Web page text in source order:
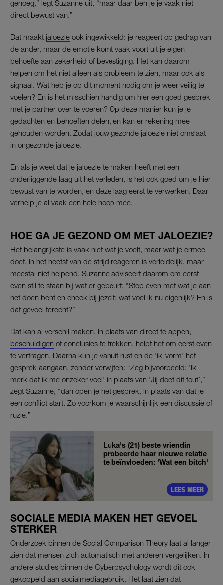
genoeg,” legt Suzanne uit, “maar daar ben je je vaak niet
direct bewust van.”
Dat maakt jaloezie ook ingewikkeld: je reageert op gedrag van
de ander, maar de emotie komt vaak voort uit je eigen
behoefte aan zekerheid of bevestiging. Het kan daarom
helpen om het niet alleen als probleem te zien, maar ook als
signaal. Wat heb je op dit moment nodig om je weer veilig te
voelen? En is het misschien handig om hier een goed gesprek
met je partner over te voeren? Op deze manier kun je je
gedachten en behoeften delen, en kan er rekening mee
gehouden worden. Zodat jouw gezonde jaloezie niet omslaat
in ongezonde jaloezie.
En als je weet dat je jaloezie te maken heeft met een
onderliggende laag uit het verleden, is het ook goed om je hier
bewust van te worden, en deze laag eerst te verwerken. Daar
verhelp je al vaak een hele hoop mee.
HOE GA JE GEZOND OM MET JALOEZIE?
Het belangrijkste is vaak niet wat je voelt, maar wat je ermee
doet. In het heetst van de strijd reageren is verleidelijk, maar
meestal niet helpend. Suzanne adviseert daarom om eerst
even stil te staan bij wat er gebeurt: “Stop even met wat je aan
het doen bent en check bij jezelf: wat voel ik nu eigenlijk? En is
dat gevoel terecht?”
Dat kan al verschil maken. In plaats van direct te appen,
beschuldigen of conclusies te trekken, helpt het om eerst even
te vertragen. Daarna kun je vanuit rust en de ‘ik-vorm’ het
gesprek aangaan, zonder verwijten: “Zeg bijvoorbeeld: ‘Ik
merk dat ik me onzeker voel’ in plaats van ‘Jij doet dit fout’,”
zegt Suzanne, “dan open je het gesprek, in plaats van dat je
een conflict start. Zo voorkom je waarschijnlijk een discussie of
ruzie.”
Luka's (21) beste vriendin
probeerde haar nieuwe relatie
te beïnvloeden: 'Wat een bitch'
LEES MEER
SOCIALE MEDIA MAKEN HET GEVOEL
STERKER
Onderzoek binnen de Social Comparison Theory laat al langer
zien dat mensen zich automatisch met anderen vergelijken. In
andere studies binnen de Cyberpsychology wordt dit ook
gekoppeld aan socialmediagebruik. Het laat zien dat